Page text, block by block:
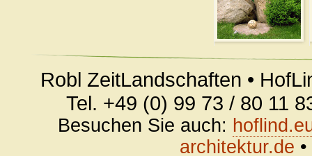
Robl ZeitLandschaften •
Tel. +49 (0) 99 73 / 80 11
Besuchen Sie auch:
architektur.de •